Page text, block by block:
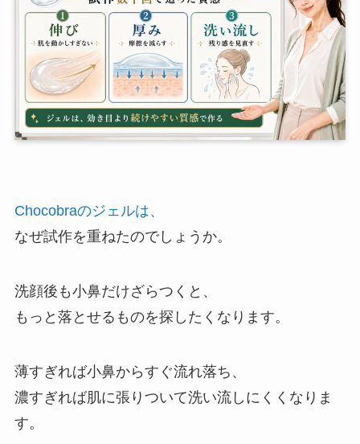
Chocobraのジェルは、
なぜ試作を重ねたのでしょうか。
洗顔後も小鼻だけざらつくと、
もっと落とせるものを探したくなります。
薄すぎれば小鼻からすぐ流れ落ち、
濃すぎれば肌に張りついて洗い流しにくくなりま
す。